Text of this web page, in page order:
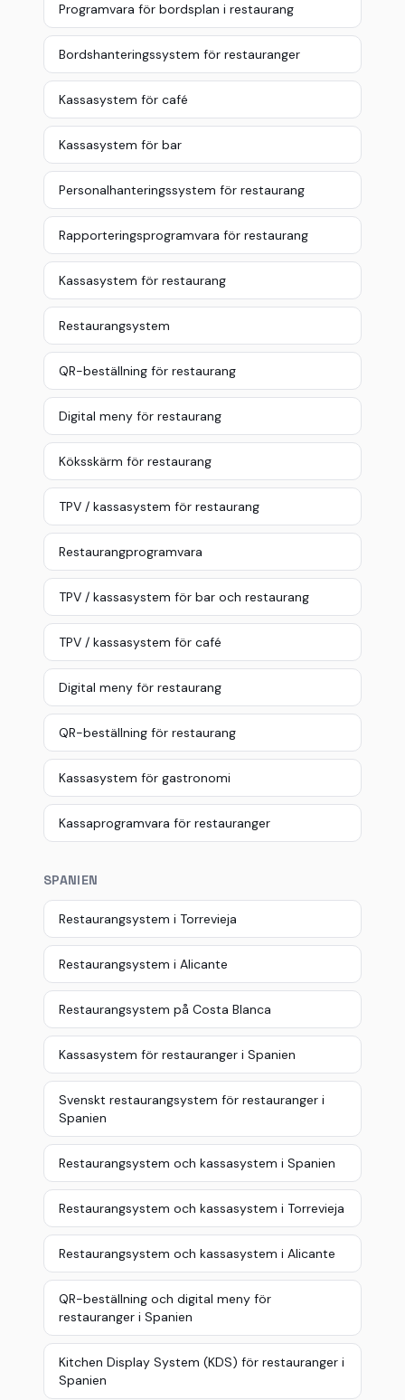
Programvara för bordsplan i restaurang
Bordshanteringssystem för restauranger
Kassasystem för café
Kassasystem för bar
Personalhanteringssystem för restaurang
Rapporteringsprogramvara för restaurang
Kassasystem för restaurang
Restaurangsystem
QR-beställning för restaurang
Digital meny för restaurang
Köksskärm för restaurang
TPV / kassasystem för restaurang
Restaurangprogramvara
TPV / kassasystem för bar och restaurang
TPV / kassasystem för café
Digital meny för restaurang
QR-beställning för restaurang
Kassasystem för gastronomi
Kassaprogramvara för restauranger
SPANIEN
Restaurangsystem i Torrevieja
Restaurangsystem i Alicante
Restaurangsystem på Costa Blanca
Kassasystem för restauranger i Spanien
Svenskt restaurangsystem för restauranger i
Spanien
Restaurangsystem och kassasystem i Spanien
Restaurangsystem och kassasystem i Torrevieja
Restaurangsystem och kassasystem i Alicante
QR-beställning och digital meny för
restauranger i Spanien
Kitchen Display System (KDS) för restauranger i
Spanien